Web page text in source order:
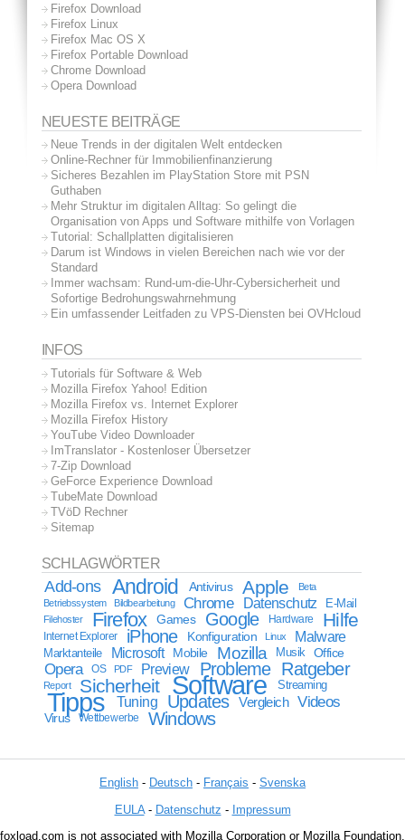
Firefox Download
Firefox Linux
Firefox Mac OS X
Firefox Portable Download
Chrome Download
Opera Download
NEUESTE BEITRÄGE
Neue Trends in der digitalen Welt entdecken
Online-Rechner für Immobilienfinanzierung
Sicheres Bezahlen im PlayStation Store mit PSN
Guthaben
Mehr Struktur im digitalen Alltag: So gelingt die
Organisation von Apps und Software mithilfe von Vorlagen
Tutorial: Schallplatten digitalisieren
Darum ist Windows in vielen Bereichen nach wie vor der
Standard
Immer wachsam: Rund-um-die-Uhr-Cybersicherheit und
Sofortige Bedrohungswahrnehmung
Ein umfassender Leitfaden zu VPS-Diensten bei OVHcloud
INFOS
Tutorials für Software & Web
Mozilla Firefox Yahoo! Edition
Mozilla Firefox vs. Internet Explorer
Mozilla Firefox History
YouTube Video Downloader
ImTranslator - Kostenloser Übersetzer
7-Zip Download
GeForce Experience Download
TubeMate Download
TVöD Rechner
Sitemap
SCHLAGWÖRTER
Add-ons Android Antivirus Apple
Beta
Betriebssystem
Bildbearbeitung Chrome Datenschutz E-Mail
Filehoster Firefox Games Google Hardware Hilfe
Internet Explorer iPhone Konfiguration Linux Malware
Marktanteile Microsoft Mobile Mozilla Musik Office
Opera OS PDF Preview Probleme Ratgeber
Report Sicherheit Software Streaming
Tipps Tuning Updates Vergleich Videos
Virus Wettbewerbe Windows
English - Deutsch - Français - Svenska
EULA- Datenschutz - Impressum
foxload.com is not associated with Mozilla Corporation or Mozilla Foundation.